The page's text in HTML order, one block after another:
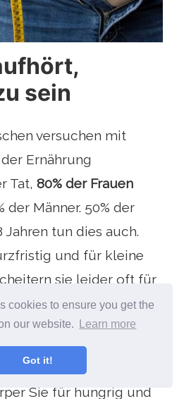
cookies to ensure you get the
our website.
Learn more
Got it!
sein
versuchen mit
Ernährung
Tat, 80% der Frauen
der Männer. 50% der
Jahren tun dies auch.
und für kleine
sie leider oft für
fettleibig sind.
schwieriger, weil der
Wenn Sie Diät
Sie für hungrig und